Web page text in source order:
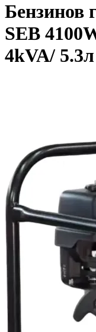
Бензинов
SEB
4kVA/ 5.3л